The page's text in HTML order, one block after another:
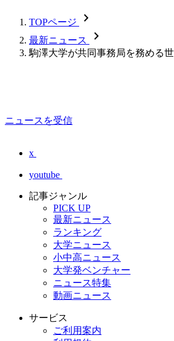
TOPページ chevron_forward
最新ニュース chevron_forward
駒澤大学が共同事務局を務める
ニュースを受信
x
youtube
記事ジャンル
PICK UP
最新ニュース
ランキング
大学ニュース
小中高ニュース
大学発ベンチャー
ニュース特集
動画ニュース
サービス
ご利用案内